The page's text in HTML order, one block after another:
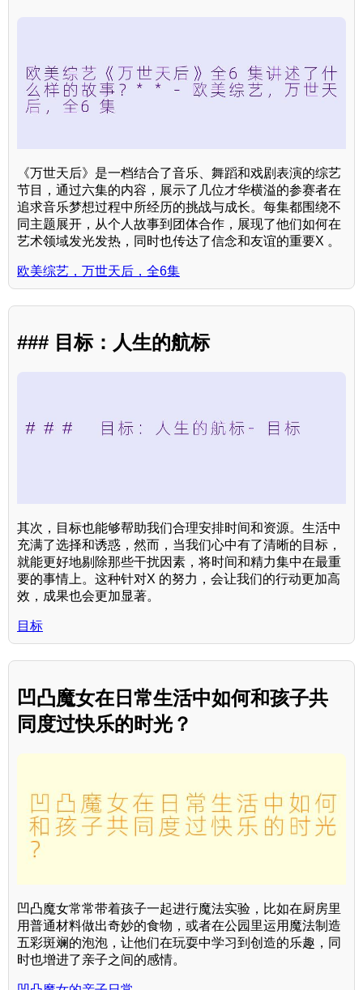
《万世天后》是一档结合了音乐、舞蹈和戏剧表演的综艺
节目，通过六集的内容，展示了几位才华横溢的参赛者在
追求音乐梦想过程中所经历的挑战与成长。每集都围绕不
同主题展开，从个人故事到团体合作，展现了他们如何在
艺术领域发光发热，同时也传达了信念和友谊的重要X 。
欧美综艺，万世天后，全6集
### 目标：人生的航标
其次，目标也能够帮助我们合理安排时间和资源。生活中
充满了选择和诱惑，然而，当我们心中有了清晰的目标，
就能更好地剔除那些干扰因素，将时间和精力集中在最重
要的事情上。这种针对X 的努力，会让我们的行动更加高
效，成果也会更加显著。
目标
凹凸魔女在日常生活中如何和孩子共
同度过快乐的时光？
凹凸魔女常常带着孩子一起进行魔法实验，比如在厨房里
用普通材料做出奇妙的食物，或者在公园里运用魔法制造
五彩斑斓的泡泡，让他们在玩耍中学习到创造的乐趣，同
时也增进了亲子之间的感情。